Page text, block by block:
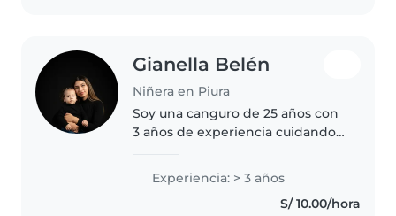
Gianella Belén
Niñera en Piura
Soy una canguro de 25 años con
3 años de experiencia cuidando
desde bebés hasta adolescentes.
Soy una persona responsable,
creativa y paciente. Además..
Experiencia: > 3 años
S/ 10.00/hora